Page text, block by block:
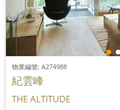
物業編號: A274988
紀雲峰
THE ALTITUDE